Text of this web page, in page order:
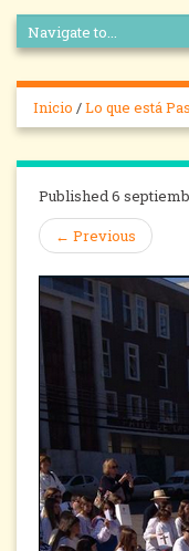
Inicio /Lo que está
Published6
← Previous